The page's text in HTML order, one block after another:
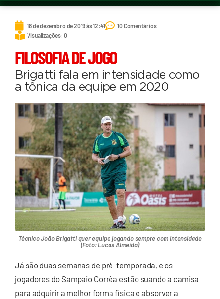
18 de dezembro de 2019 às 12:41
10 Comentários
Visualizações: 0
FILOSOFIA DE JOGO
Brigatti fala em intensidade como
a tônica da equipe em 2020
Técnico João Brigatti quer equipe jogando sempre com intensidade
(Foto: Lucas Almeida)
Já são duas semanas de pré-temporada, e os
jogadores do Sampaio Corrêa estão suando a camisa
para adquirir a melhor forma física e absorver a